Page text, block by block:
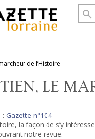
search
de l’Histoire
LE
: Gazette n°104
la façon de s’y
notre revue.